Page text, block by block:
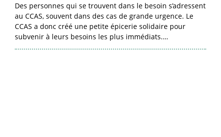
Des personnes qui se trouvent dans le besoin s’adressent
au CCAS, souvent dans des cas de grande urgence. Le
CCAS a donc créé une petite épicerie solidaire pour
subvenir à leurs besoins les plus immédiats.…